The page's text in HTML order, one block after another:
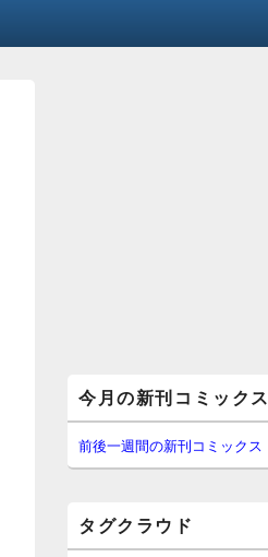
イ
ン
サ
イ
ー
今月の新刊コミックス
前後一週間の新刊コミックス
タグクラウド